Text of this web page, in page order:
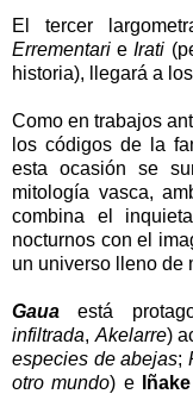
El tercer
ErrementarieIrati
historia), llegará a
Como en trabajos
los códigos de la
esta ocasión se
mitología vasca,
combina el
nocturnos con el
un universo lleno de
Gauaestá
infiltrada, Akelarre)
especies de abejas;
otro mundo) e